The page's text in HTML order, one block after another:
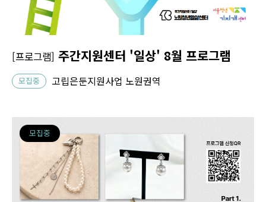
[프로그램] 주간지원센터 '일상' 8월 프로그램
모집중 고립은둔지원사업 노원권역
모집중